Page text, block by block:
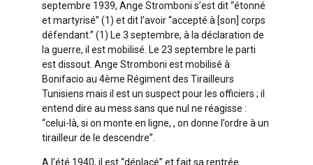
septembre 1939, Ange Stromboni s’est dit “étonné
et martyrisé” (1) et dit l’avoir “accepté à [son] corps
défendant.” (1) Le 3 septembre, à la déclaration de
la guerre, il est mobilisé. Le 23 septembre le parti
est dissout. Ange Stromboni est mobilisé à
Bonifacio au 4ème Régiment des Tirailleurs
Tunisiens mais il est un suspect pour les officiers ; il
entend dire au mess sans que nul ne réagisse :
“celui-là, si on monte en ligne, , on donne l’ordre à un
tirailleur de le descendre”.
A l’été 1940, il est “déplacé” et fait sa rentrée